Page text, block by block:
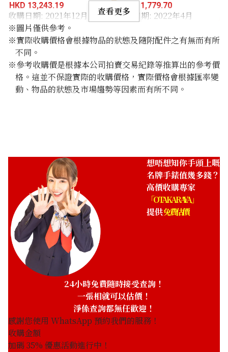
HKD 13,243.19
收購日期: 2021年12月
HKD 11,779.70
收購日期: 2022年4月
查看更多
※圖片僅供參考。
※實際收購價格會根據物品的狀態及隨附配件之有無而有所
不同。
※參考收購價是根據本公司拍賣交易紀錄等推算出的參考價
格。這並不保證實際的收購價格，實際價格會根據匯率變
動、物品的狀態及市場趨勢等因素而有所不同。
想唔想知你手頭上嘅
名牌手錶值幾多錢？
高價收購專家
「OTAKARAYA」
提供免費估價
24小時免費隨時接受查詢！
一張相就可以估價！
淨係查詢都無任歡迎！
感謝您使用 WhatsApp 預約我們的服務！
收購金額
加碼35% 優惠活動進行中！